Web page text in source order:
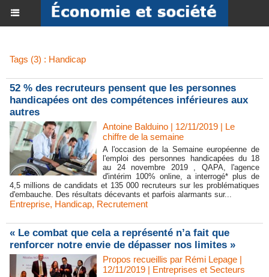
Tags (3) : Handicap
52 % des recruteurs pensent que les personnes
handicapées ont des compétences inférieures aux
autres
Antoine Balduino | 12/11/2019 | Le
chiffre de la semaine
A l'occasion de la Semaine européenne de
l'emploi des personnes handicapées du 18
au 24 novembre 2019 , QAPA, l'agence
d'intérim 100% online, a interrogé* plus de
4,5 millions de candidats et 135 000 recruteurs sur les problématiques
d'embauche. Des résultats décevants et parfois alarmants sur...
Entreprise, Handicap, Recrutement
« Le combat que cela a représenté n’a fait que
renforcer notre envie de dépasser nos limites »
Propos recueillis par Rémi Lepage |
12/11/2019 | Entreprises et Secteurs